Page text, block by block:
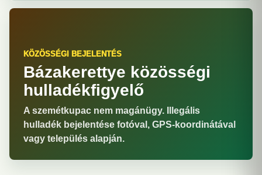
KÖZÖSSÉGI BEJELENTÉS
Bázakerettye közösségi
hulladékfigyelő
A szemétkupac nem magánügy. Illegális
hulladék bejelentése fotóval, GPS-koordinátával
vagy település alapján.